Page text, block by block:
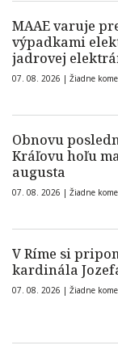
MAAE varuje
výpadkami
jadrovej
07. 08. 2026 | Žiadne
Obnovu
Kráľovu hoľu
augusta
07. 08. 2026 | Žiadne
V Ríme si
kardinála
07. 08. 2026 | Žiadne